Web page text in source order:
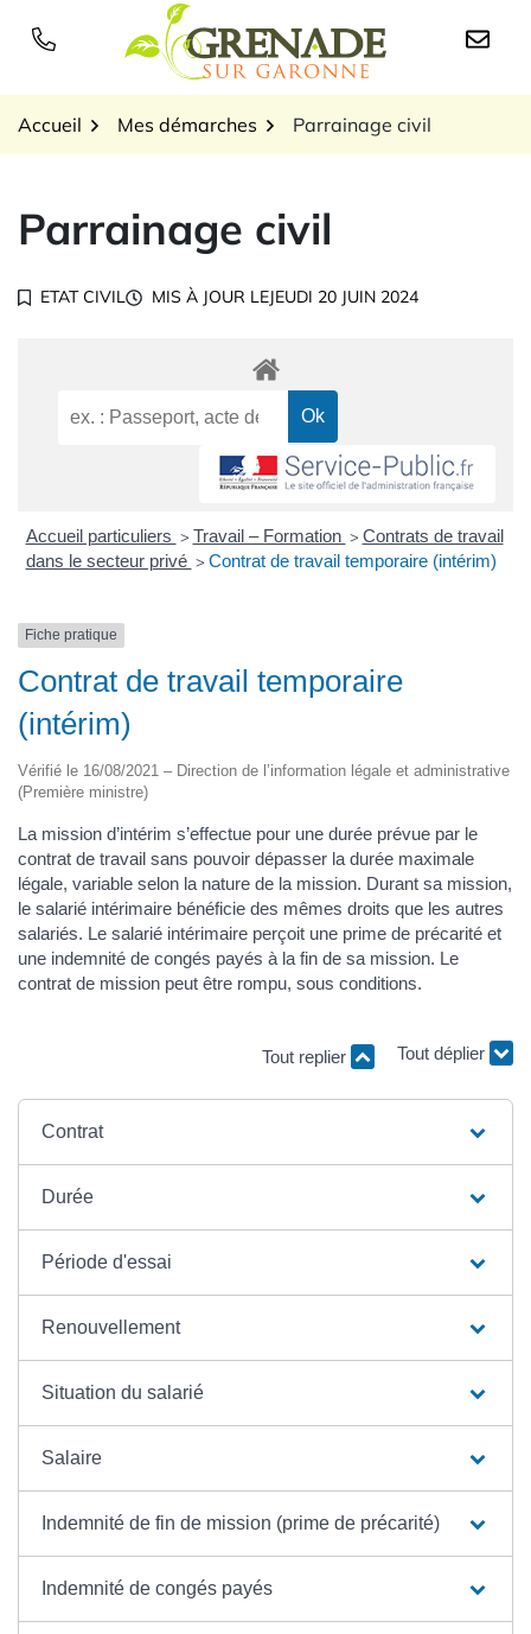
Logo Grenade sur
Accueil Mes démarches Parrainage civil
Parrainage civil
ETAT CIVIL MIS À JOUR LEJEUDI 20 JUIN 2024
Accueil particuliers > Travail – Formation > Contrats de travail
dans le secteur privé > Contrat de travail temporaire (intérim)
Fiche pratique
Contrat de travail temporaire
(intérim)
Vérifié le 16/08/2021 – Direction de l’information légale et administrative
(Première ministre)
La mission d’intérim s’effectue pour une durée prévue par le
contrat de travail sans pouvoir dépasser la durée maximale
légale, variable selon la nature de la mission. Durant sa mission,
le salarié intérimaire bénéficie des mêmes droits que les autres
salariés. Le salarié intérimaire perçoit une prime de précarité et
une indemnité de congés payés à la fin de sa mission. Le
contrat de mission peut être rompu, sous conditions.
Tout replier Tout déplier
Contrat
Durée
Période d'essai
Renouvellement
Situation du salarié
Salaire
Indemnité de fin de mission (prime de précarité)
Indemnité de congés payés